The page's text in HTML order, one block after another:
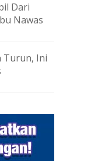
Dari
Nawas
Turun, Ini